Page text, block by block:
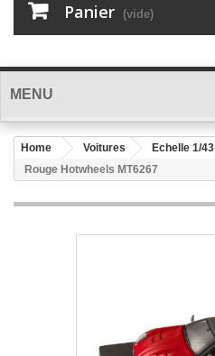
Panier (vide)
MENU
Home Voitures Echelle 1/43
Rouge Hotwheels MT6267